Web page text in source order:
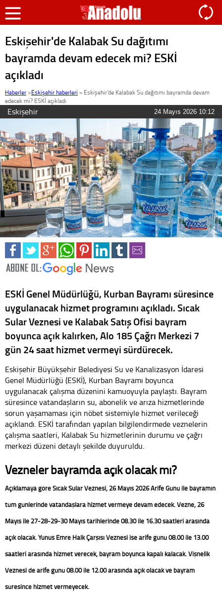
Eskişehir'de Kalabak Su dağıtımı
bayramda devam edecek mi? ESKİ
açıkladı
Haberler >Eskişehir haberleri » Eskişehir'de Kalabak Su dağıtımı bayramda devam
edecek mi? ESKİ açıkladı
Eskişehir 24 Mayıs 2026 10:12
ESKİ Genel Müdürlüğü, Kurban Bayramı süresince
uygulanacak hizmet programını açıkladı. Sıcak
Sular Veznesi ve Kalabak Satış Ofisi bayram
boyunca açık kalırken, Alo 185 Çağrı Merkezi 7
gün 24 saat hizmet vermeyi sürdürecek.
Eskişehir Büyükşehir Belediyesi Su ve Kanalizasyon İdaresi
Genel Müdürlüğü (ESKİ), Kurban Bayramı boyunca
uygulanacak çalışma düzenini kamuoyuyla paylaştı. Bayram
süresince vatandaşların su, abonelik ve arıza hizmetlerinde
sorun yaşamaması için nöbet sistemiyle hizmet verileceği
açıklandı. ESKİ tarafından yapılan bilgilendirmede veznelerin
çalışma saatleri, Kalabak Su hizmetlerinin durumu ve çağrı
merkezi düzeni detaylı şekilde duyuruldu.
Vezneler bayramda açık olacak mı?
Açıklamaya göre Sıcak Sular Veznesi, 26 Mayıs 2026 Arife Günü ile bayramın
tüm günlerinde vatandaşlara hizmet vermeye devam edecek. Vezne, 26
Mayıs ile 27-28-29-30 Mayıs tarihlerinde 08.30 ile 16.30 saatleri arasında
açık olacak.Yunus Emre Halk Çarşısı Veznesi ise arife günü 08.00 ile 13.00
saatleri arasında hizmet verecek, bayram boyunca kapalı kalacak. Vişnelik
Veznesi de arife günü 08.00 ile 12.00 arasında açık olacak ve bayram
süresince hizmet vermeyecek.